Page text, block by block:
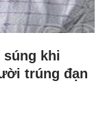
súng khi
trúng đạn